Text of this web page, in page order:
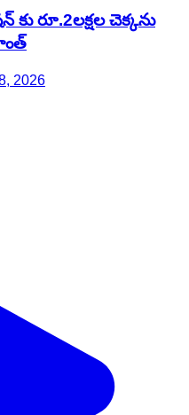
కు రూ.2లక్షల చెక్కను
2026